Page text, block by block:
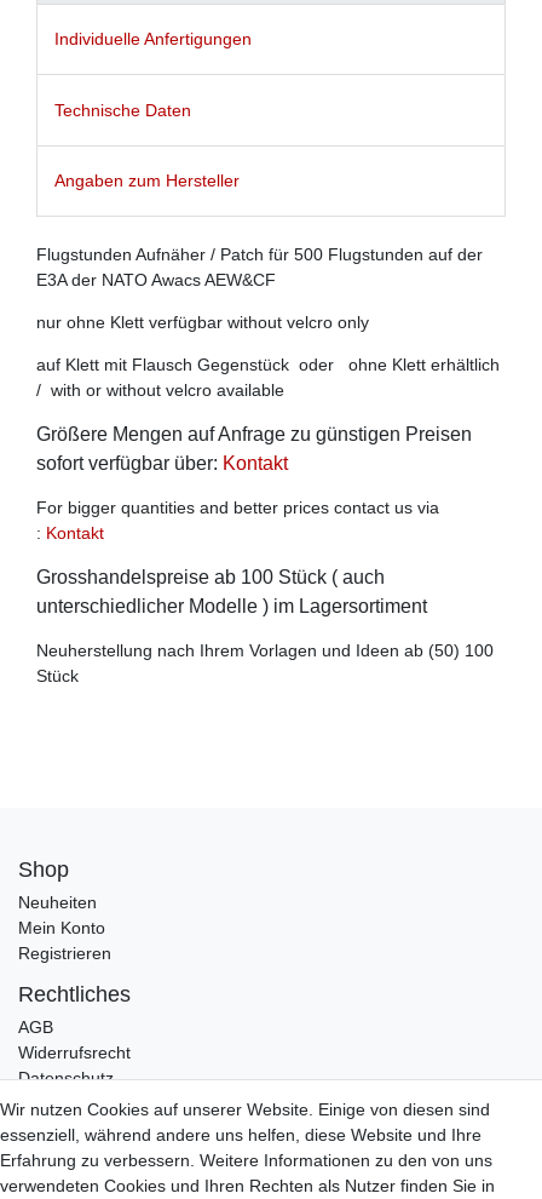
Individuelle Anfertigungen
Technische Daten
Angaben zum Hersteller
Flugstunden Aufnäher / Patch für 500 Flugstunden auf der
E3A der NATO Awacs AEW&CF
nur ohne Klett verfügbar without velcro only
auf Klett mit Flausch Gegenstück oder ohne Klett erhältlich
/ with or without velcro available
Größere Mengen auf Anfrage zu günstigen Preisen
sofort verfügbar über: Kontakt
For bigger quantities and better prices contact us via
: Kontakt
Grosshandelspreise ab 100 Stück ( auch
unterschiedlicher Modelle ) im Lagersortiment
Neuherstellung nach Ihrem Vorlagen und Ideen ab (50) 100
Stück
Shop
Neuheiten
Mein Konto
Registrieren
Rechtliches
AGB
Widerrufsrecht
Datenschutz
Impressum
Infos
Zahlung / Versand
Wir nutzen Cookies auf unserer Website. Einige von diesen sind
essenziell, während andere uns helfen, diese Website und Ihre
Erfahrung zu verbessern. Weitere Informationen zu den von uns
verwendeten Cookies und Ihren Rechten als Nutzer finden Sie in